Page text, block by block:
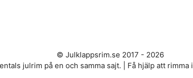
© Julklappsrim.se 2017 - 2026
julrim på en och samma sajt. | Få hjälp att rimma i